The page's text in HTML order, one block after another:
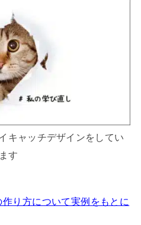
キャッチデザインをしてい
ます
り方について実例をもとに